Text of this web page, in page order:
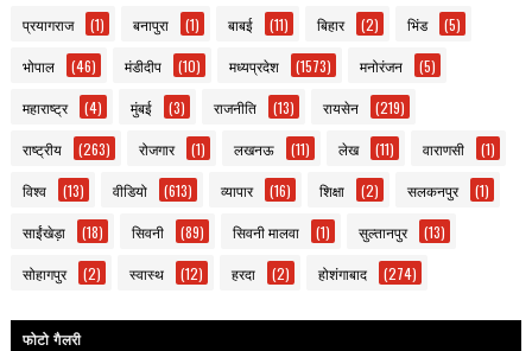
प्रयागराज (1) बनापुरा (1) बाबई (11) बिहार (2) भिंड (5)
भोपाल (46) मंडीदीप (10) मध्यप्रदेश (1573) मनोरंजन (5)
महाराष्ट्र (4) मुंबई (3) राजनीति (13) रायसेन (219)
राष्ट्रीय (263) रोजगार (1) लखनऊ (11) लेख (11) वाराणसी (1)
विश्व (13) वीडियो (613) व्यापार (16) शिक्षा (2) सलकनपुर (1)
साईंखेड़ा (18) सिवनी (89) सिवनी मालवा (1) सुल्तानपुर (13)
सोहागपुर (2) स्वास्थ (12) हरदा (2) होशंगाबाद (274)
फोटो गैलरी